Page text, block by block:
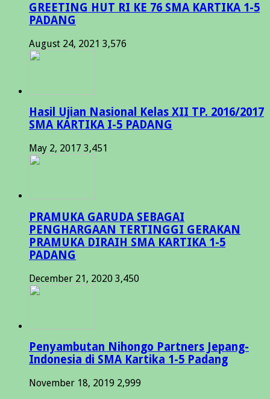
GREETING HUT RI KE 76 SMA KARTIKA 1-5
PADANG
August 24, 2021 3,576
Hasil Ujian Nasional Kelas XII TP. 2016/2017
SMA KARTIKA I-5 PADANG
May 2, 2017 3,451
PRAMUKA GARUDA SEBAGAI
PENGHARGAAN TERTINGGI GERAKAN
PRAMUKA DIRAIH SMA KARTIKA 1-5
PADANG
December 21, 2020 3,450
Penyambutan Nihongo Partners Jepang-
Indonesia di SMA Kartika 1-5 Padang
November 18, 2019 2,999